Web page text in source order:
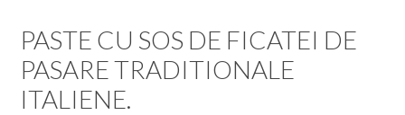
PASTE CU SOS DE FICATEI DE
PASARE TRADITIONALE
ITALIENE.